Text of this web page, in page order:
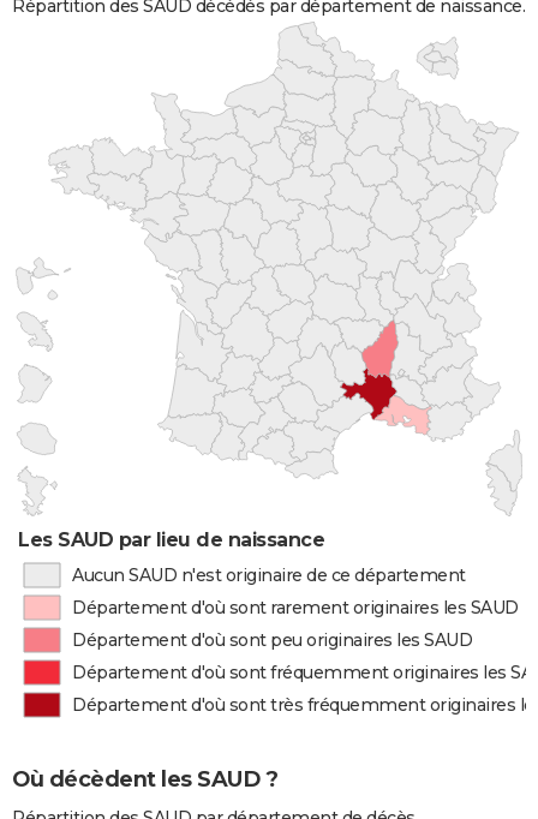
Répartition des SAUD décédés par département de naissance.
Les SAUD par lieu de naissance
Aucun SAUD n'est originaire de ce département
Département d'où sont rarement originaires les SAUD
Département d'où sont peu originaires les SAUD
Département d'où sont fréquemment originaires les
Département d'où sont très fréquemment originaires
Où décèdent les SAUD ?